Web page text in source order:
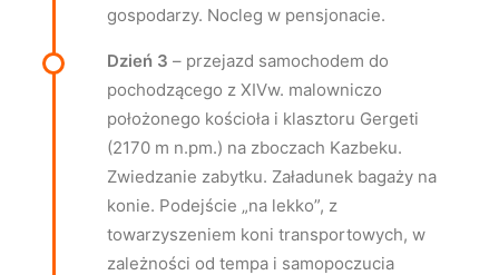
gospodarzy. Nocleg w pensjonacie.
Dzień 3 – przejazd samochodem do
pochodzącego z XIVw. malowniczo
położonego kościoła i klasztoru Gergeti
(2170 m n.pm.) na zboczach Kazbeku.
Zwiedzanie zabytku. Załadunek bagaży na
konie. Podejście „na lekko”, z
towarzyszeniem koni transportowych, w
zależności od tempa i samopoczucia